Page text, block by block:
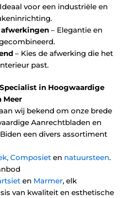
voor een industriële en
– Elegantie en
– Kies de afwerking die het
past.
in Hoogwaardige
Meer
wij bekend om onze brede
Aanrechtbladen en
een divers assortiment
Composiet en natuursteen.
en Marmer, elk
van kwaliteit en esthetische